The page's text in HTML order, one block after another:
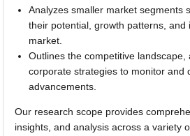
Analyzes smaller market segments
their potential, growth patterns, and
market.
Outlines the competitive landscape,
corporate strategies to monitor and
advancements.
Our research scope provides
insights, and analysis across a variety